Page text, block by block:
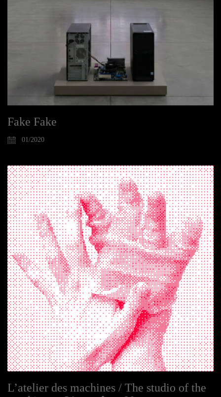
Fake Fake
01/2020
L’atelier des machines / The studio of the